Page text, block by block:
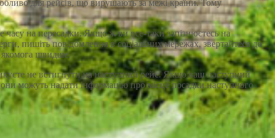
для рейсів, що вирушають за межі країни. Тому
на пересадки. Якщо ж ви все-таки запізнюєтесь на
пишіть повідомлення в соціальних мережах, звертайтеся до
якомога швидше.
не встигнути на наступний рейс. Якщо ваш наступний
можуть надати інформацію про місце посадки наступного